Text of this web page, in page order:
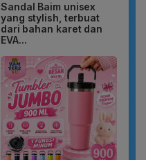
Sandal Baim unisex
yang stylish, terbuat
dari bahan karet dan
EVA...